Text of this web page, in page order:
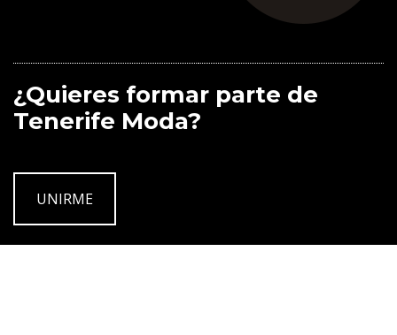
¿Quieres formar parte de
Tenerife Moda?
UNIRME